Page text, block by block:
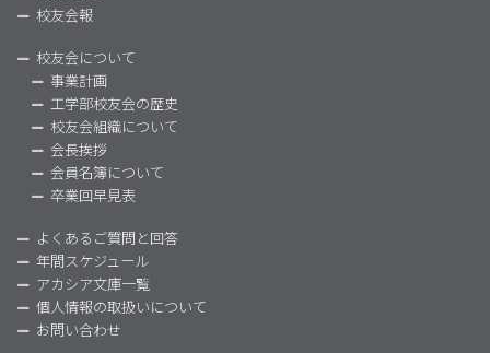
校友会報
校友会について
事業計画
工学部校友会の歴史
校友会組織について
会長挨拶
会員名簿について
卒業回早見表
よくあるご質問と回答
年間スケジュール
アカシア文庫一覧
個人情報の取扱いについて
お問い合わせ